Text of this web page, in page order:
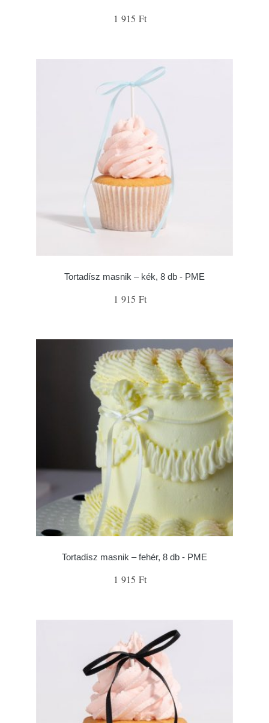
1 915 Ft
Tortadísz masnik – kék, 8 db - PME
1 915 Ft
Tortadísz masnik – fehér, 8 db - PME
1 915 Ft